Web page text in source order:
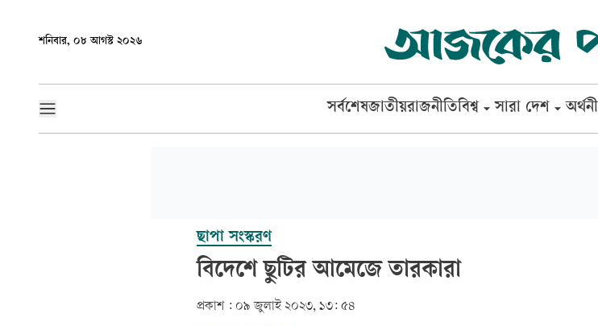
শনিবার, ০৮ আগস্ট ২০২৬
সর্বশেষজাতীয়রাজনীতিবিশ্ব সারা দেশ
ছাপা সংস্করণ
বিদেশে ছুটির আমেজে তারকারা
প্রকাশ : ০৯ জুলাই ২০২৩, ১৩: ৫৪